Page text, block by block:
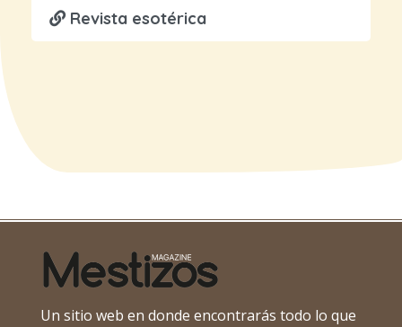
Revista esotérica
Un sitio web en donde encontrarás todo lo que